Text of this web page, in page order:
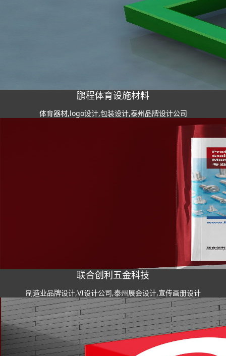
鹏程体育设施材料
体育器材,logo设计,包装设计,泰州品牌设计公司
联合创利五金科技
制造业品牌设计,VI设计公司,泰州展会设计,宣传画册设计